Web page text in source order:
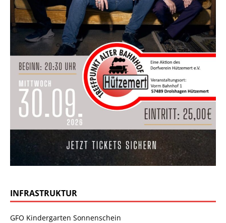
INFRASTRUKTUR
GFO Kindergarten Sonnenschein